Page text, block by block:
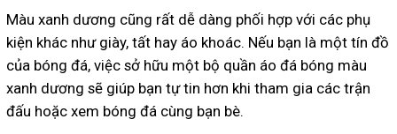
Màu xanh dương cũng rất dễ dàng phối hợp với các phụ
kiện khác như giày, tất hay áo khoác. Nếu bạn là một tín đồ
của bóng đá, việc sở hữu một bộ quần áo đá bóng màu
xanh dương sẽ giúp bạn tự tin hơn khi tham gia các trận
đấu hoặc xem bóng đá cùng bạn bè.